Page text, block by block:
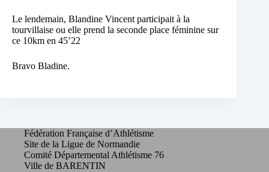
Le lendemain, Blandine Vincent participait à la
tourvillaise ou elle prend la seconde place féminine sur
ce 10km en 45’22
Bravo Bladine.
Fédération Française d’Athlétisme
Site de la Ligue de Normandie
Comité Départemental Athlétisme 76
Ville de BARENTIN